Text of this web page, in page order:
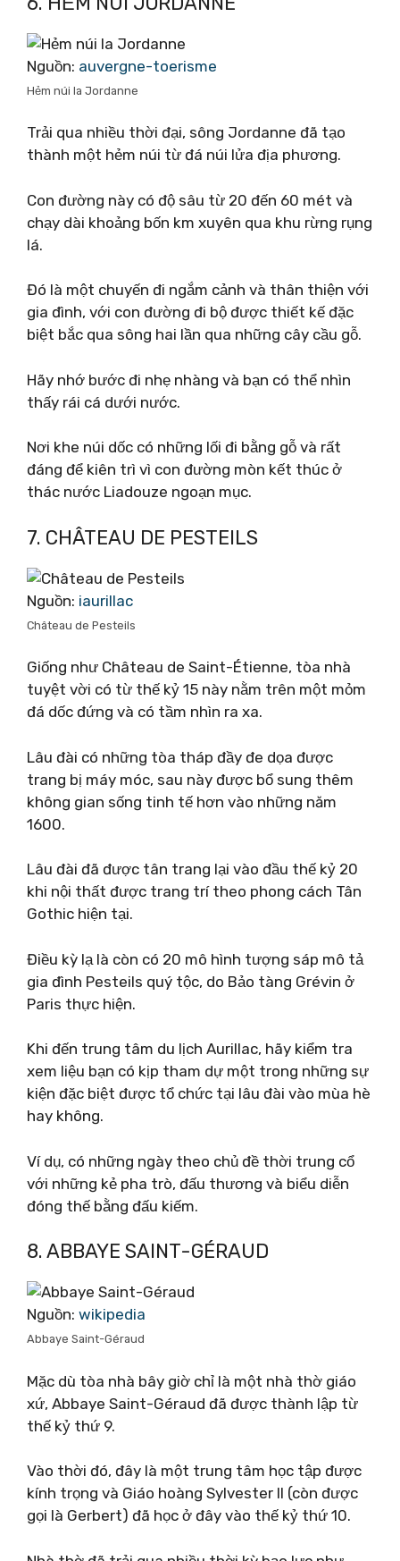
Nguồn: auvergne-toerisme
Hẻm núi la Jordanne
Trải qua nhiều thời đại, sông Jordanne đã tạo
thành một hẻm núi từ đá núi lửa địa phương.
Con đường này có độ sâu từ 20 đến 60 mét và
chạy dài khoảng bốn km xuyên qua khu rừng rụng
lá.
Đó là một chuyến đi ngắm cảnh và thân thiện với
gia đình, với con đường đi bộ được thiết kế đặc
biệt bắc qua sông hai lần qua những cây cầu gỗ.
Hãy nhớ bước đi nhẹ nhàng và bạn có thể nhìn
thấy rái cá dưới nước.
Nơi khe núi dốc có những lối đi bằng gỗ và rất
đáng để kiên trì vì con đường mòn kết thúc ở
thác nước Liadouze ngoạn mục.
7. CHÂTEAU DE PESTEILS
Nguồn: iaurillac
Château de Pesteils
Giống như Château de Saint-Étienne, tòa nhà
tuyệt vời có từ thế kỷ 15 này nằm trên một mỏm
đá dốc đứng và có tầm nhìn ra xa.
Lâu đài có những tòa tháp đầy đe dọa được
trang bị máy móc, sau này được bổ sung thêm
không gian sống tinh tế hơn vào những năm
1600.
Lâu đài đã được tân trang lại vào đầu thế kỷ 20
khi nội thất được trang trí theo phong cách Tân
Gothic hiện tại.
Điều kỳ lạ là còn có 20 mô hình tượng sáp mô tả
gia đình Pesteils quý tộc, do Bảo tàng Grévin ở
Paris thực hiện.
Khi đến trung tâm du lịch Aurillac, hãy kiểm tra
xem liệu bạn có kịp tham dự một trong những sự
kiện đặc biệt được tổ chức tại lâu đài vào mùa hè
hay không.
Ví dụ, có những ngày theo chủ đề thời trung cổ
với những kẻ pha trò, đấu thương và biểu diễn
đóng thế bằng đấu kiếm.
8. ABBAYE SAINT-GÉRAUD
Nguồn: wikipedia
Abbaye Saint-Géraud
Mặc dù tòa nhà bây giờ chỉ là một nhà thờ giáo
xứ, Abbaye Saint-Géraud đã được thành lập từ
thế kỷ thứ 9.
Vào thời đó, đây là một trung tâm học tập được
kính trọng và Giáo hoàng Sylvester II (còn được
gọi là Gerbert) đã học ở đây vào thế kỷ thứ 10.